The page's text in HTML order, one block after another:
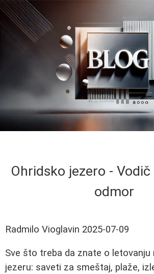
Ohridsko jezero - Vodič
odmor
Radmilo Vioglavin 2025-07-09
Sve što treba da znate o letovanju
jezeru: saveti za smeštaj, plaže,